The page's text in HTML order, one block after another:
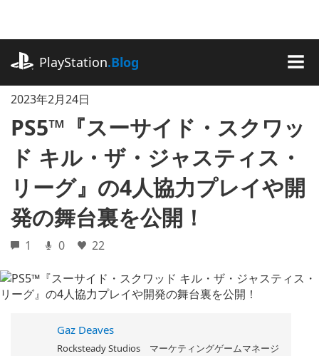
に
ッ
PlayStation.Blog
2023年2月24日
PS5™『スーサイド・スクワッ
ド キル・ザ・ジャスティス・
リーグ』の4人協力プレイや開
発の舞台裏を公開！
1 0 22
Gaz Deaves
Rocksteady Studios マーケティングゲームマネージ